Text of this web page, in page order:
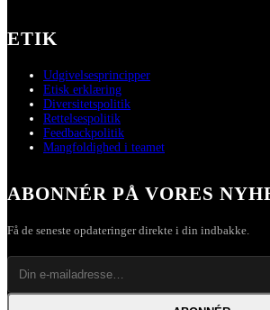
ETIK
Udgivelsesprincipper
Etisk erklæring
Diversitetspolitik
Rettelsespolitik
Feedbackpolitik
Mangfoldighed i teamet
ABONNÉR PÅ VORES
Få de seneste opdateringer direkte i din indbakke.